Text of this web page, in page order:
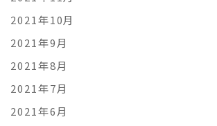
2021年10月
2021年9月
2021年8月
2021年7月
2021年6月